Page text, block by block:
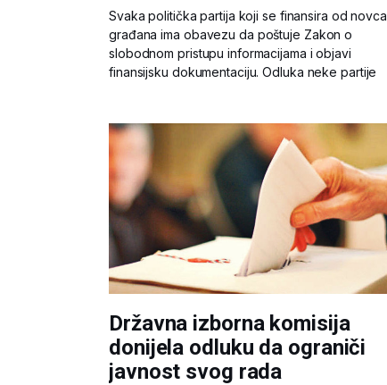
Svaka politička partija koji se finansira od novca
građana ima obavezu da poštuje Zakon o
slobodnom pristupu informacijama i objavi
finansijsku dokumentaciju. Odluka neke partije
Državna izborna komisija
donijela odluku da ograniči
javnost svog rada